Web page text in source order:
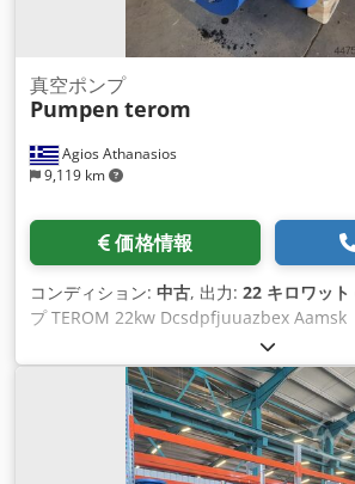
Agios Athanasios
9,119 km
真空ポンプ
Pumpen terom
価格情報
コンディション: 中古, 出力: 22 キロワッ
プ TEROM 22kw Dcsdpfjuuazbex Aamsk